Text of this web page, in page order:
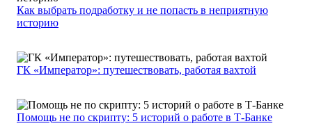
Как выбрать подработку и не попасть в неприятную
историю
ГК «Император»: путешествовать, работая вахтой
Помощь не по скрипту: 5 историй о работе в Т-Банке